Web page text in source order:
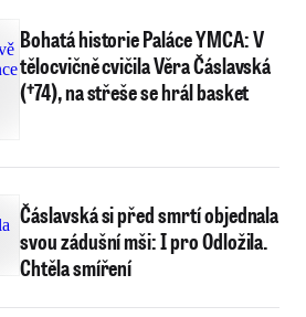
Bohatá historie Paláce YMCA: V
tělocvičně cvičila Věra Čáslavská
(†74), na střeše se hrál basket
Čáslavská si před smrtí objednala
svou zádušní mši: I pro Odložila.
Chtěla smíření